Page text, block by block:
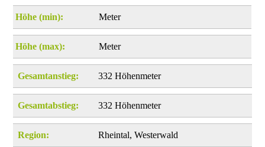
Höhe (min): Meter
Höhe (max): Meter
Gesamtanstieg: 332 Höhenmeter
Gesamtabstieg: 332 Höhenmeter
Region: Rheintal, Westerwald